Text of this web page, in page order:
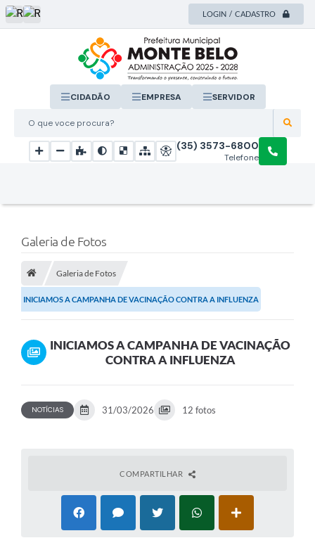
LOGIN / CADASTRO
O que voce procura?
CIDADÃO EMPRESA SERVIDOR
Telefone
(35) 3573-6800
Galeria de Fotos
Galeria de Fotos
INICIAMOS A CAMPANHA DE VACINAÇÃO CONTRA A INFLUENZA
INICIAMOS A CAMPANHA DE VACINAÇÃO
CONTRA A INFLUENZA
NOTÍCIAS 31/03/2026 12 fotos
COMPARTILHAR